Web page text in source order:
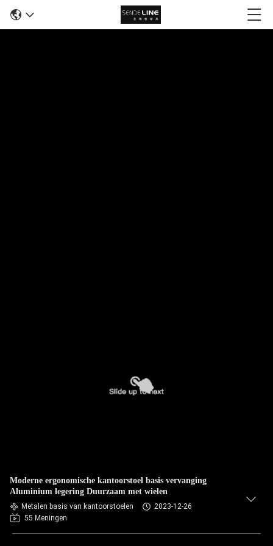
Moderne ergonomische kantoorstoel basis vervanging
Aluminium legering Duurzaam met wielen
Metalen basis van kantoorstoelen
2023-12-26
55 Meningen